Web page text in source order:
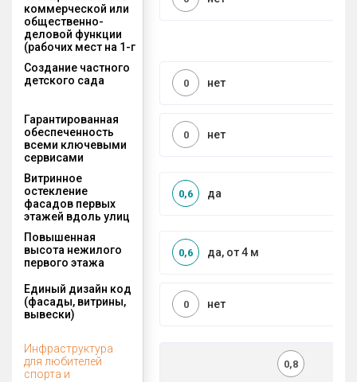
коммерческой или
общественно-
деловой функции
(рабочих мест на 1-г
Создание частного
детского сада
нет
0
Гарантированная
обеспеченность
всеми ключевыми
сервисами
нет
0
Витринное
остекление
фасадов первых
этажей вдоль улиц
да
0,6
Повышенная
высота нежилого
первого этажа
да, от 4 м
0,6
Единый дизайн код
(фасады, витрины,
вывески)
нет
0
Инфраструктура
для любителей
спорта и
0,8